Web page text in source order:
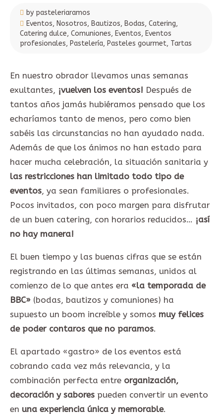
by pasteleriaramos
Eventos, Nosotros, Bautizos, Bodas, Catering,
Catering dulce, Comuniones, Eventos, Eventos
profesionales, Pastelería, Pasteles gourmet, Tartas
En nuestro obrador llevamos unas semanas
exultantes, ¡vuelven los eventos! Después de
tantos años jamás hubiéramos pensado que los
echaríamos tanto de menos, pero como bien
sabéis las circunstancias no han ayudado nada.
Además de que los ánimos no han estado para
hacer mucha celebración, la situación sanitaria y
las restricciones han limitado todo tipo de
eventos, ya sean familiares o profesionales.
Pocos invitados, con poco margen para disfrutar
de un buen catering, con horarios reducidos… ¡así
no hay manera!
El buen tiempo y las buenas cifras que se están
registrando en las últimas semanas, unidos al
comienzo de lo que antes era «la temporada de
BBC» (bodas, bautizos y comuniones) ha
supuesto un boom increíble y somos muy felices
de poder contaros que no paramos.
El apartado «gastro» de los eventos está
cobrando cada vez más relevancia, y la
combinación perfecta entre organización,
decoración y sabores pueden convertir un evento
en una experiencia única y memorable.